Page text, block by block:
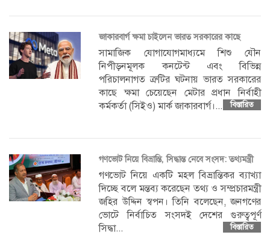
জাকারবার্গ ক্ষমা চাইলেন ভারত সরকারের কাছে
সামাজিক যোগাযোগমাধ্যমে শিশু যৌন
নিপীড়নমূলক কনটেন্ট এবং বিভিন্ন
পরিচালনাগত ত্রুটির ঘটনায় ভারত সরকারের
কাছে ক্ষমা চেয়েছেন মেটার প্রধান নির্বাহী
কর্মকর্তা (সিইও) মার্ক জাকারবার্গ।...
বিস্তারিত
গণভোট নিয়ে বিভ্রান্তি, সিদ্ধান্ত নেবে সংসদ: তথ্যমন্ত্রী
গণভোট নিয়ে একটি মহল বিভ্রান্তিকর ব্যাখ্যা
দিচ্ছে বলে মন্তব্য করেছেন তথ্য ও সম্প্রচারমন্ত্রী
জহির উদ্দিন স্বপন। তিনি বলেছেন, জনগণের
ভোটে নির্বাচিত সংসদই দেশের গুরুত্বপূর্ণ
সিদ্ধা...
বিস্তারিত